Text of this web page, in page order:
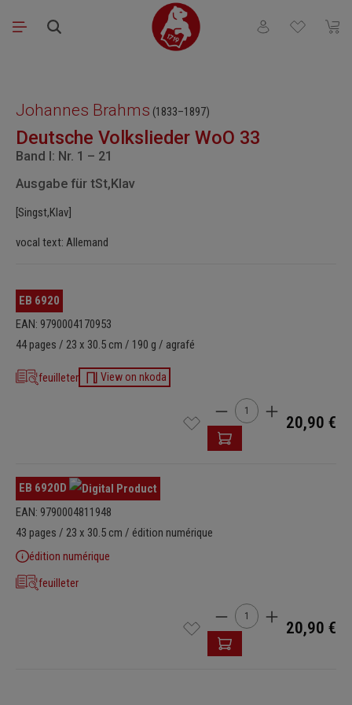
Passer au contenu principal
Vous avez 0Le
Johannes Brahms (1833–1897)
Deutsche Volkslieder WoO 33
Band I: Nr. 1 – 21
Ausgabe für tSt,Klav
[Singst,Klav]
vocal text: Allemand
EB 6920
EAN: 9790004170953
44 pages / 23 x 30.5 cm / 190 g / agrafé
feuilleter View on nkoda
Quantité de produit :
20,90 €
EB 6920D
EAN: 9790004811948
43 pages / 23 x 30.5 cm / édition numérique
édition numérique
feuilleter
Quantité de produit :
20,90 €